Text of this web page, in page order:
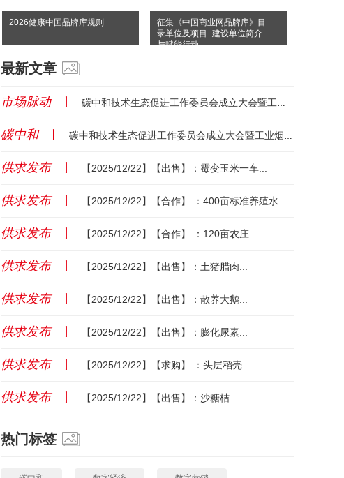
2026健康中国品牌库规则
征集《中国商业网品牌库》目
录单位及项目_建设单位简介
与赋能行动
最新文章
市场脉动 碳中和技术生态促进工作委员会成立大会暨工业烟气超净排放纳米碳制备技术成套装备发布会成功举办...
碳中和 碳中和技术生态促进工作委员会成立大会暨工业烟气超净排放纳米碳制备技术成套装备发布会成功举办...
供求发布 【2025/12/22】【出售】：霉变玉米一车...
供求发布 【2025/12/22】【合作】 ：400亩标准养殖水面...
供求发布 【2025/12/22】【合作】 ：120亩农庄...
供求发布 【2025/12/22】【出售】：土猪腊肉...
供求发布 【2025/12/22】【出售】：散养大鹅...
供求发布 【2025/12/22】【出售】：膨化尿素...
供求发布 【2025/12/22】【求购】 ：头层稻壳...
供求发布 【2025/12/22】【出售】：沙糖桔...
热门标签